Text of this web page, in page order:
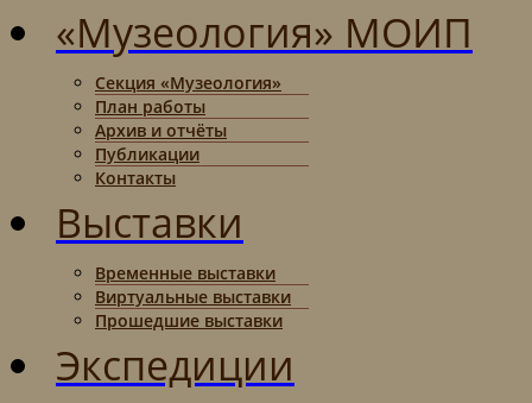
«Музеология» МОИП
Секция «Музеология»
План работы
Архив и отчёты
Публикации
Контакты
Выставки
Временные выставки
Виртуальные выставки
Прошедшие выставки
Экспедиции